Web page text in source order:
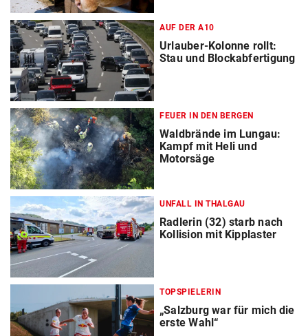
AUF DER A10
Urlauber-Kolonne rollt:
Stau und Blockabfertigung
FEUER IN DEN BERGEN
Waldbrände im Lungau:
Kampf mit Heli und
Motorsäge
UNFALL IN THALGAU
Radlerin (32) starb nach
Kollision mit Kipplaster
TOPSPIELERIN
„Salzburg war für mich die
erste Wahl“